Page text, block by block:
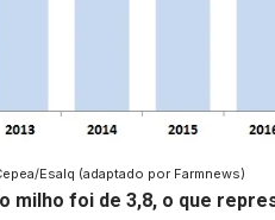
Esalq (adaptado por Farmnews)
milho foi de 3,8, o que